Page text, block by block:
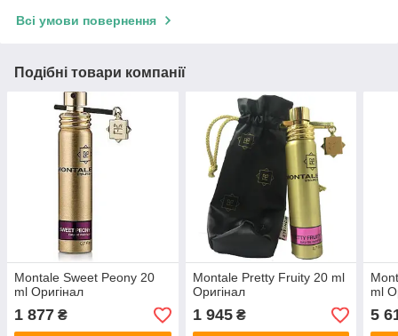
Всі умови повернення
Подібні товари компанії
Montale Sweet Peony 20
ml Оригінал
1 877 ₴
Montale Pretty Fruity 20 ml
Оригінал
1 945₴
ml
5